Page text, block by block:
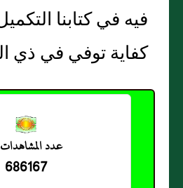
فيه في كتابنا
كفاية توفي في ذي
عدد
686167